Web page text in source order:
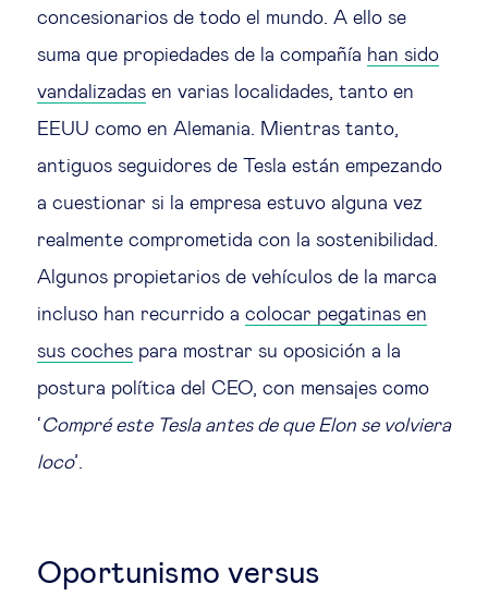
concesionarios de todo el mundo. A ello se
suma que propiedades de la compañía han sido
vandalizadas en varias localidades, tanto en
EEUU como en Alemania. Mientras tanto,
antiguos seguidores de Tesla están empezando
a cuestionar si la empresa estuvo alguna vez
realmente comprometida con la sostenibilidad.
Algunos propietarios de vehículos de la marca
incluso han recurrido a colocar pegatinas en
sus coches para mostrar su oposición a la
postura política del CEO, con mensajes como
‘Compré este Tesla antes de que Elon se volviera
loco’.
Oportunismo versus